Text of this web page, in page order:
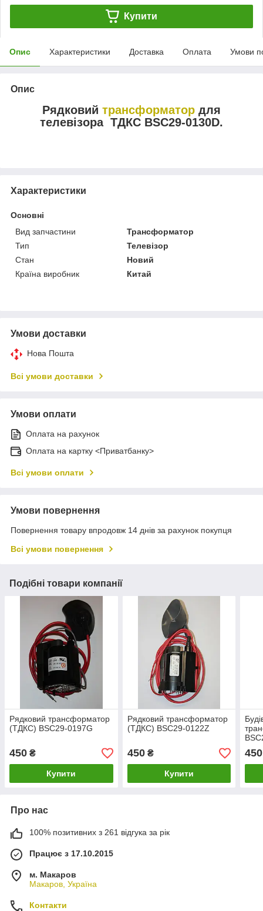
Купити
Опис Характеристики Доставка Оплата Умови
Опис
Рядковий трансформатор для
телевізора ТДКС BSC29-0130D.
Характеристики
Основні
Вид запчастини
Трансформатор
Тип
Телевізор
Стан
Новий
Країна виробник
Китай
Умови доставки
Нова Пошта
Всі умови доставки
Умови оплати
Оплата на рахунок
Оплата на картку <Приватбанку>
Всі умови оплати
Умови повернення
Повернення товару впродовж 14 днів за рахунок покупця
Всі умови повернення
Подібні товари компанії
Рядковий трансформатор
(ТДКС) BSC29-0197G
450 ₴
Купити
Рядковий трансформатор
(ТДКС) BSC29-0122Z
450₴
Купити
450
Про нас
100% позитивних з 261 відгука за рік
Працює з 17.10.2015
м. Макаров
Макаров, Україна
Контакти